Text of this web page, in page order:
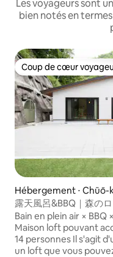
Les voyageurs sont
bien notés en
Coup de cœur
Coup de cœur
Hébergement ⋅ Chūō-
露天風呂&BBQ｜森の
貸切・14名OK
Bain en plein air × BBQ
Maison loft pouvant
14 personnes Il s'agit
un loft que vous